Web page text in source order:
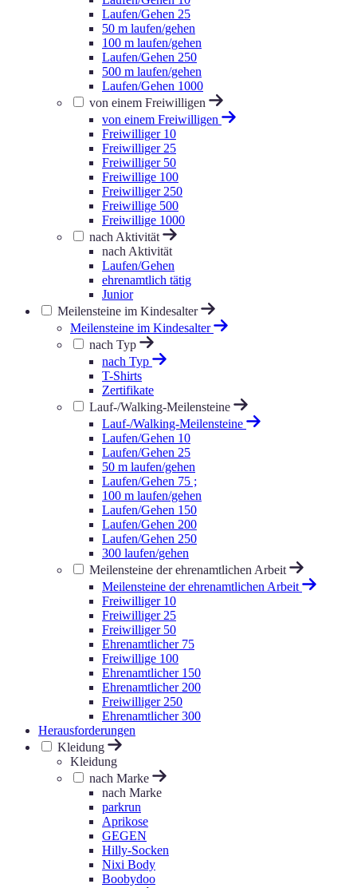
Laufen/Gehen 25
50 m laufen/gehen
100 m laufen/gehen
Laufen/Gehen 250
500 m laufen/gehen
Laufen/Gehen 1000
von einem Freiwilligen
von einem Freiwilligen
Freiwilliger 10
Freiwilliger 25
Freiwilliger 50
Freiwillige 100
Freiwilliger 250
Freiwillige 500
Freiwillige 1000
nach Aktivität
nach Aktivität
Laufen/Gehen
ehrenamtlich tätig
Junior
Meilensteine im Kindesalter
Meilensteine im Kindesalter
nach Typ
nach Typ
T-Shirts
Zertifikate
Lauf-/Walking-Meilensteine
Lauf-/Walking-Meilensteine
Laufen/Gehen 10
Laufen/Gehen 25
50 m laufen/gehen
Laufen/Gehen 75 ;
100 m laufen/gehen
Laufen/Gehen 150
Laufen/Gehen 200
Laufen/Gehen 250
300 laufen/gehen
Meilensteine der ehrenamtlichen Arbeit
Meilensteine der ehrenamtlichen Arbeit
Freiwilliger 10
Freiwilliger 25
Freiwilliger 50
Ehrenamtlicher 75
Freiwillige 100
Ehrenamtlicher 150
Ehrenamtlicher 200
Freiwilliger 250
Ehrenamtlicher 300
Herausforderungen
Kleidung
Kleidung
nach Marke
nach Marke
parkrun
Aprikose
GEGEN
Hilly-Socken
Nixi Body
Boobydoo